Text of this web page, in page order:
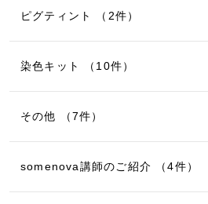
ピグティント （2件）
染色キット （10件）
その他 （7件）
somenova講師のご紹介 （4件）